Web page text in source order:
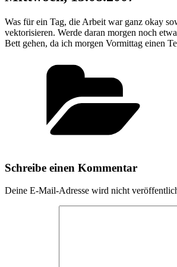
Was für ein Tag, die Arbeit war ganz okay
vektorisieren. Werde daran morgen noch
Bett gehen, da ich morgen Vormittag einen
Schreibe einen Kommentar
Deine E-Mail-Adresse wird nicht